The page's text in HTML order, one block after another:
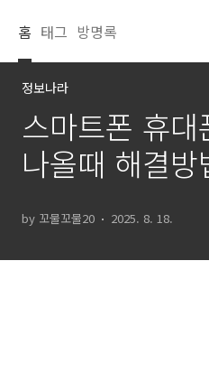
홈 태그 방명록
정보나라
스마트폰 휴
나올때 해결방
by 꼬물꼬물20 2025. 8. 18.